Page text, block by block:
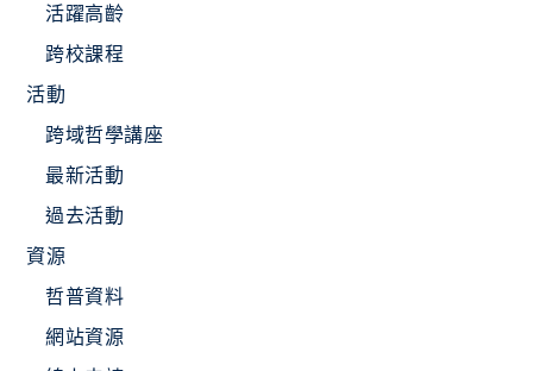
活躍高齡
跨校課程
活動
跨域哲學講座
最新活動
過去活動
資源
哲普資料
網站資源